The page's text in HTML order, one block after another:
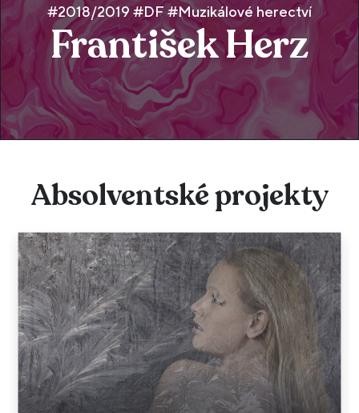
#2018/2019 #DF #Muzikálové herectví
František Herz
Absolventské projekty